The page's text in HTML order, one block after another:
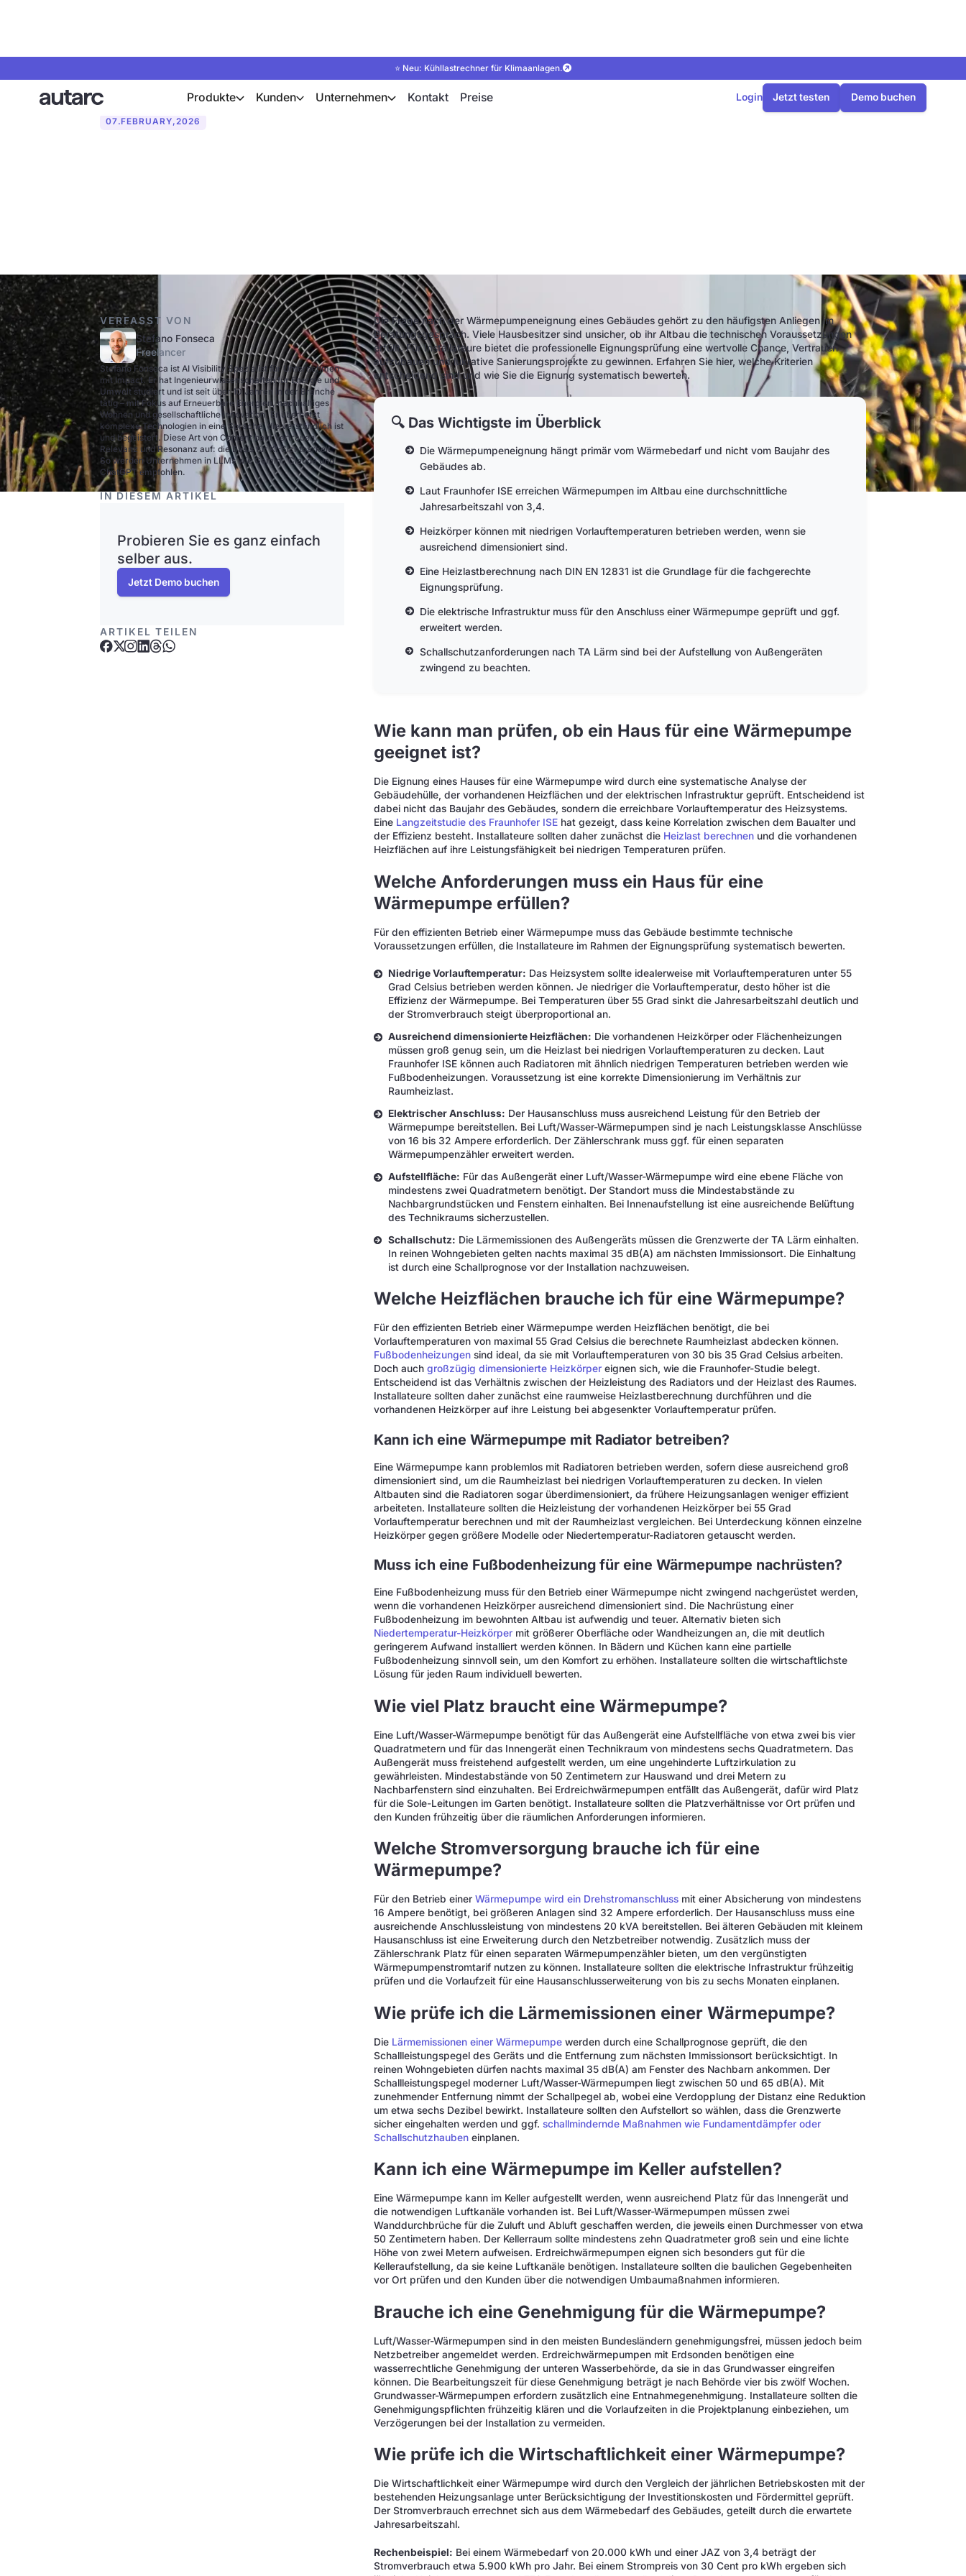
⭐ Neu: Kühllastrechner für Klimaanlagen.
Produkte Kunden Unternehmen Kontakt Preise Login Jetzt testen Demo buchen
07.FEBRUARY,2026
VERFASST VON
Stefano Fonseca
Freelancer
Stefano Fonseca ist AI Visibility Spezialist für Unternehmen
mit Impact. Er hat Ingenieurwissenschaften für Energie und
Umwelt studiert und ist seit über 10 Jahren in der Branche
tätig – mit Fokus auf Erneuerbare Energien, nachhaltiges
Wohnen und gesellschaftliche Innovation. Er übersetzt
komplexe Technologien in eine Sprache, die verständlich ist
und begeistert. Diese Art von Content baut Vertrauen,
Relevanz und Resonanz auf: die Basis für KI-Sichtbarkeit.
So werden Unternehmen in LLMs wie Gemini, Claude und
ChatGPT empfohlen.
IN DIESEM ARTIKEL
Probieren Sie es ganz einfach
selber aus.
Jetzt Demo buchen
ARTIKEL TEILEN
Die Frage nach der Wärmepumpeneignung eines Gebäudes gehört zu den häufigsten Anliegen im
Beratungsgespräch. Viele Hausbesitzer sind unsicher, ob ihr Altbau die technischen Voraussetzungen
erfüllt. Für Installateure bietet die professionelle Eignungsprüfung eine wertvolle Chance, Vertrauen
aufzubauen und lukrative Sanierungsprojekte zu gewinnen. Erfahren Sie hier, welche Kriterien
entscheidend sind und wie Sie die Eignung systematisch bewerten.
🔍 Das Wichtigste im Überblick
Die Wärmepumpeneignung hängt primär vom Wärmebedarf und nicht vom Baujahr des
Gebäudes ab.
Laut Fraunhofer ISE erreichen Wärmepumpen im Altbau eine durchschnittliche
Jahresarbeitszahl von 3,4.
Heizkörper können mit niedrigen Vorlauftemperaturen betrieben werden, wenn sie
ausreichend dimensioniert sind.
Eine Heizlastberechnung nach DIN EN 12831 ist die Grundlage für die fachgerechte
Eignungsprüfung.
Die elektrische Infrastruktur muss für den Anschluss einer Wärmepumpe geprüft und ggf.
erweitert werden.
Schallschutzanforderungen nach TA Lärm sind bei der Aufstellung von Außengeräten
zwingend zu beachten.
Wie kann man prüfen, ob ein Haus für eine Wärmepumpe
geeignet ist?
Die Eignung eines Hauses für eine Wärmepumpe wird durch eine systematische Analyse der
Gebäudehülle, der vorhandenen Heizflächen und der elektrischen Infrastruktur geprüft. Entscheidend ist
dabei nicht das Baujahr des Gebäudes, sondern die erreichbare Vorlauftemperatur des Heizsystems.
Eine Langzeitstudie des Fraunhofer ISE hat gezeigt, dass keine Korrelation zwischen dem Baualter und
der Effizienz besteht. Installateure sollten daher zunächst die Heizlast berechnen und die vorhandenen
Heizflächen auf ihre Leistungsfähigkeit bei niedrigen Temperaturen prüfen.
Welche Anforderungen muss ein Haus für eine
Wärmepumpe erfüllen?
Für den effizienten Betrieb einer Wärmepumpe muss das Gebäude bestimmte technische
Voraussetzungen erfüllen, die Installateure im Rahmen der Eignungsprüfung systematisch bewerten.
Niedrige Vorlauftemperatur: Das Heizsystem sollte idealerweise mit Vorlauftemperaturen unter 55
Grad Celsius betrieben werden können. Je niedriger die Vorlauftemperatur, desto höher ist die
Effizienz der Wärmepumpe. Bei Temperaturen über 55 Grad sinkt die Jahresarbeitszahl deutlich und
der Stromverbrauch steigt überproportional an.
Ausreichend dimensionierte Heizflächen: Die vorhandenen Heizkörper oder Flächenheizungen
müssen groß genug sein, um die Heizlast bei niedrigen Vorlauftemperaturen zu decken. Laut
Fraunhofer ISE können auch Radiatoren mit ähnlich niedrigen Temperaturen betrieben werden wie
Fußbodenheizungen. Voraussetzung ist eine korrekte Dimensionierung im Verhältnis zur
Raumheizlast.
Elektrischer Anschluss: Der Hausanschluss muss ausreichend Leistung für den Betrieb der
Wärmepumpe bereitstellen. Bei Luft/Wasser-Wärmepumpen sind je nach Leistungsklasse Anschlüsse
von 16 bis 32 Ampere erforderlich. Der Zählerschrank muss ggf. für einen separaten
Wärmepumpenzähler erweitert werden.
Aufstellfläche: Für das Außengerät einer Luft/Wasser-Wärmepumpe wird eine ebene Fläche von
mindestens zwei Quadratmetern benötigt. Der Standort muss die Mindestabstände zu
Nachbargrundstücken und Fenstern einhalten. Bei Innenaufstellung ist eine ausreichende Belüftung
des Technikraums sicherzustellen.
Schallschutz: Die Lärmemissionen des Außengeräts müssen die Grenzwerte der TA Lärm einhalten.
In reinen Wohngebieten gelten nachts maximal 35 dB(A) am nächsten Immissionsort. Die Einhaltung
ist durch eine Schallprognose vor der Installation nachzuweisen.
Welche Heizflächen brauche ich für eine Wärmepumpe?
Für den effizienten Betrieb einer Wärmepumpe werden Heizflächen benötigt, die bei
Vorlauftemperaturen von maximal 55 Grad Celsius die berechnete Raumheizlast abdecken können.
Fußbodenheizungen sind ideal, da sie mit Vorlauftemperaturen von 30 bis 35 Grad Celsius arbeiten.
Doch auchgroßzügig dimensionierte Heizkörper eignen sich, wie die Fraunhofer-Studie belegt.
Entscheidend ist das Verhältnis zwischen der Heizleistung des Radiators und der Heizlast des Raumes.
Installateure sollten daher zunächst eine raumweise Heizlastberechnung durchführen und die
vorhandenen Heizkörper auf ihre Leistung bei abgesenkter Vorlauftemperatur prüfen.
Kann ich eine Wärmepumpe mit Radiator betreiben?
Eine Wärmepumpe kann problemlos mit Radiatoren betrieben werden, sofern diese ausreichend groß
dimensioniert sind, um die Raumheizlast bei niedrigen Vorlauftemperaturen zu decken. In vielen
Altbauten sind die Radiatoren sogar überdimensioniert, da frühere Heizungsanlagen weniger effizient
arbeiteten. Installateure sollten die Heizleistung der vorhandenen Heizkörper bei 55 Grad
Vorlauftemperatur berechnen und mit der Raumheizlast vergleichen. Bei Unterdeckung können einzelne
Heizkörper gegen größere Modelle oder Niedertemperatur-Radiatoren getauscht werden.
Muss ich eine Fußbodenheizung für eine Wärmepumpe nachrüsten?
Eine Fußbodenheizung muss für den Betrieb einer Wärmepumpe nicht zwingend nachgerüstet werden,
wenn die vorhandenen Heizkörper ausreichend dimensioniert sind. Die Nachrüstung einer
Fußbodenheizung im bewohnten Altbau ist aufwendig und teuer. Alternativ bieten sich
Niedertemperatur-Heizkörper mit größerer Oberfläche oder Wandheizungen an, die mit deutlich
geringerem Aufwand installiert werden können. In Bädern und Küchen kann eine partielle
Fußbodenheizung sinnvoll sein, um den Komfort zu erhöhen. Installateure sollten die wirtschaftlichste
Lösung für jeden Raum individuell bewerten.
Wie viel Platz braucht eine Wärmepumpe?
Eine Luft/Wasser-Wärmepumpe benötigt für das Außengerät eine Aufstellfläche von etwa zwei bis vier
Quadratmetern und für das Innengerät einen Technikraum von mindestens sechs Quadratmetern. Das
Außengerät muss freistehend aufgestellt werden, um eine ungehinderte Luftzirkulation zu
gewährleisten. Mindestabstände von 50 Zentimetern zur Hauswand und drei Metern zu
Nachbarfenstern sind einzuhalten. Bei Erdreichwärmepumpen entfällt das Außengerät, dafür wird Platz
für die Sole-Leitungen im Garten benötigt. Installateure sollten die Platzverhältnisse vor Ort prüfen und
den Kunden frühzeitig über die räumlichen Anforderungen informieren.
Welche Stromversorgung brauche ich für eine
Wärmepumpe?
Für den Betrieb einerWärmepumpe wird ein Drehstromanschluss mit einer Absicherung von mindestens
16 Ampere benötigt, bei größeren Anlagen sind 32 Ampere erforderlich. Der Hausanschluss muss eine
ausreichende Anschlussleistung von mindestens 20 kVA bereitstellen. Bei älteren Gebäuden mit kleinem
Hausanschluss ist eine Erweiterung durch den Netzbetreiber notwendig. Zusätzlich muss der
Zählerschrank Platz für einen separaten Wärmepumpenzähler bieten, um den vergünstigten
Wärmepumpenstromtarif nutzen zu können. Installateure sollten die elektrische Infrastruktur frühzeitig
prüfen und die Vorlaufzeit für eine Hausanschlusserweiterung von bis zu sechs Monaten einplanen.
Wie prüfe ich die Lärmemissionen einer Wärmepumpe?
Die Lärmemissionen einer Wärmepumpe werden durch eine Schallprognose geprüft, die den
Schallleistungspegel des Geräts und die Entfernung zum nächsten Immissionsort berücksichtigt. In
reinen Wohngebieten dürfen nachts maximal 35 dB(A) am Fenster des Nachbarn ankommen. Der
Schallleistungspegel moderner Luft/Wasser-Wärmepumpen liegt zwischen 50 und 65 dB(A). Mit
zunehmender Entfernung nimmt der Schallpegel ab, wobei eine Verdopplung der Distanz eine Reduktion
um etwa sechs Dezibel bewirkt. Installateure sollten den Aufstellort so wählen, dass die Grenzwerte
sicher eingehalten werden und ggf.schallmindernde Maßnahmen wie Fundamentdämpfer oder
Schallschutzhauben einplanen.
Kann ich eine Wärmepumpe im Keller aufstellen?
Eine Wärmepumpe kann im Keller aufgestellt werden, wenn ausreichend Platz für das Innengerät und
die notwendigen Luftkanäle vorhanden ist. Bei Luft/Wasser-Wärmepumpen müssen zwei
Wanddurchbrüche für die Zuluft und Abluft geschaffen werden, die jeweils einen Durchmesser von etwa
50 Zentimetern haben. Der Kellerraum sollte mindestens zehn Quadratmeter groß sein und eine lichte
Höhe von zwei Metern aufweisen. Erdreichwärmepumpen eignen sich besonders gut für die
Kelleraufstellung, da sie keine Luftkanäle benötigen. Installateure sollten die baulichen Gegebenheiten
vor Ort prüfen und den Kunden über die notwendigen Umbaumaßnahmen informieren.
Brauche ich eine Genehmigung für die Wärmepumpe?
Luft/Wasser-Wärmepumpen sind in den meisten Bundesländern genehmigungsfrei, müssen jedoch beim
Netzbetreiber angemeldet werden. Erdreichwärmepumpen mit Erdsonden benötigen eine
wasserrechtliche Genehmigung der unteren Wasserbehörde, da sie in das Grundwasser eingreifen
können. Die Bearbeitungszeit für diese Genehmigung beträgt je nach Behörde vier bis zwölf Wochen.
Grundwasser-Wärmepumpen erfordern zusätzlich eine Entnahmegenehmigung. Installateure sollten die
Genehmigungspflichten frühzeitig klären und die Vorlaufzeiten in die Projektplanung einbeziehen, um
Verzögerungen bei der Installation zu vermeiden.
Wie prüfe ich die Wirtschaftlichkeit einer Wärmepumpe?
Die Wirtschaftlichkeit einer Wärmepumpe wird durch den Vergleich der jährlichen Betriebskosten mit der
bestehenden Heizungsanlage unter Berücksichtigung der Investitionskosten und Fördermittel geprüft.
Der Stromverbrauch errechnet sich aus dem Wärmebedarf des Gebäudes, geteilt durch die erwartete
Jahresarbeitszahl.
Rechenbeispiel: Bei einem Wärmebedarf von 20.000 kWh und einer JAZ von 3,4 beträgt der
Stromverbrauch etwa 5.900 kWh pro Jahr. Bei einem Strompreis von 30 Cent pro kWh ergeben sich